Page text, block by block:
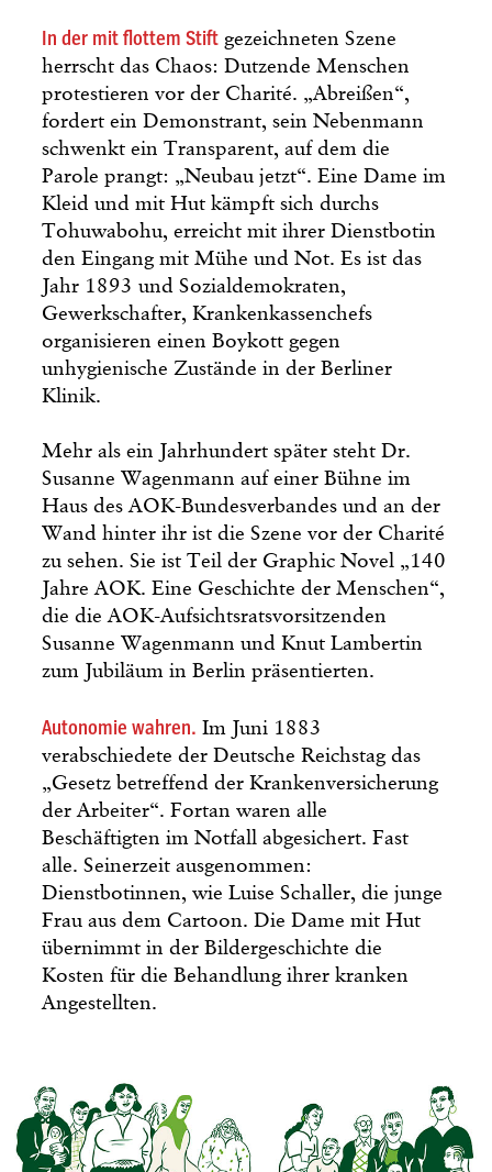
In der mit flottem Stift gezeichneten Szene
herrscht das Chaos: Dutzende Menschen
protestieren vor der Charité. „Abreißen“,
fordert ein Demonstrant, sein Nebenmann
schwenkt ein Transparent, auf dem die
Parole prangt: „Neubau jetzt“. Eine Dame im
Kleid und mit Hut kämpft sich durchs
Tohuwabohu, erreicht mit ihrer Dienstbotin
den Eingang mit Mühe und Not. Es ist das
Jahr 1893 und Sozialdemokraten,
Gewerkschafter, Krankenkassenchefs
organisieren einen Boykott gegen
unhygienische Zustände in der Berliner
Klinik.
Mehr als ein Jahrhundert später steht Dr.
Susanne Wagenmann auf einer Bühne im
Haus des AOK-Bundesverbandes und an der
Wand hinter ihr ist die Szene vor der Charité
zu sehen. Sie ist Teil der Graphic Novel „140
Jahre AOK. Eine Geschichte der Menschen“,
die die AOK-Aufsichtsratsvorsitzenden
Susanne Wagenmann und Knut Lambertin
zum Jubiläum in Berlin präsentierten.
Autonomie wahren. Im Juni 1883
verabschiedete der Deutsche Reichstag das
„Gesetz betreffend der Krankenversicherung
der Arbeiter“. Fortan waren alle
Beschäftigten im Notfall abgesichert. Fast
alle. Seinerzeit ausgenommen:
Dienstbotinnen, wie Luise Schaller, die junge
Frau aus dem Cartoon. Die Dame mit Hut
übernimmt in der Bildergeschichte die
Kosten für die Behandlung ihrer kranken
Angestellten.